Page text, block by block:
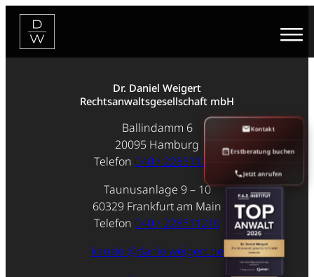
Zum
Inhalt
springen
Dr. Daniel Weigert
Rechtsanwaltsgesellschaft mbH
Ballindamm 6
20095 Hamburg
Telefon 040 / 228511210
Taunusanlage 9 – 10
60329 Frankfurt am Main
Telefon 040 / 228511210
kanzlei@danielweigert.de
Kontakt
Erstberatung buchen
Jetzt anrufen